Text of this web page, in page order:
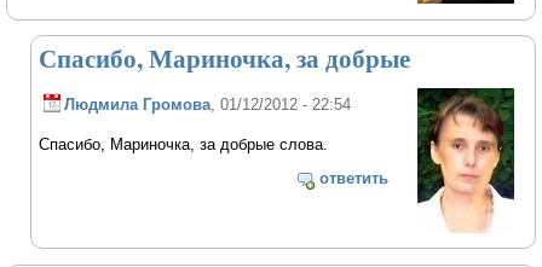
Спасибо, Мариночка, за добрые
Людмила Громова , 01/12/2012 - 22:54
Спасибо, Мариночка, за добрые слова.
ответить